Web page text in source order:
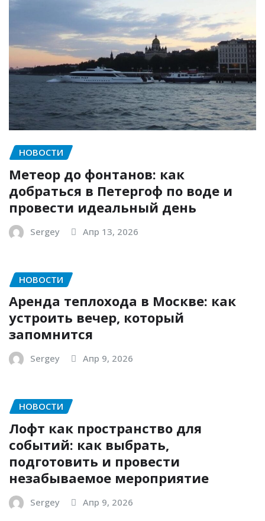
НОВОСТИ
Метеор до фонтанов: как
добраться в Петергоф по воде и
провести идеальный день
Sergey Апр 13, 2026
НОВОСТИ
Аренда теплохода в Москве: как
устроить вечер, который
запомнится
Sergey Апр 9, 2026
НОВОСТИ
Лофт как пространство для
событий: как выбрать,
подготовить и провести
незабываемое мероприятие
Sergey Апр 9, 2026